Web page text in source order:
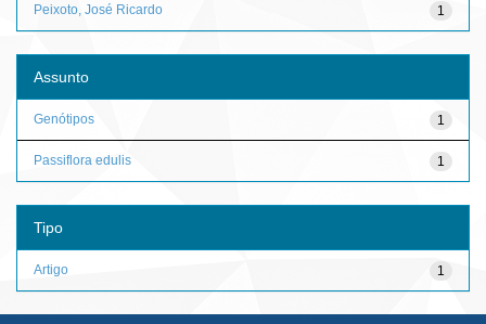
1
Peixoto, José Ricardo
Assunto
1
Genótipos
1
Passiflora edulis
Tipo
1
Artigo